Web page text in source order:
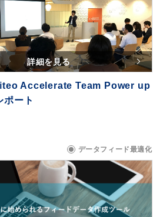
詳細を見る
Accelerate Team Power up
ポート
データフィード最適化